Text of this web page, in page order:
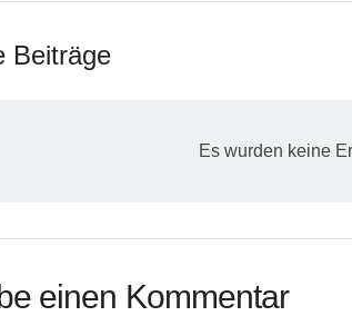
Beiträge
Es wurden keine
einen Kommentar